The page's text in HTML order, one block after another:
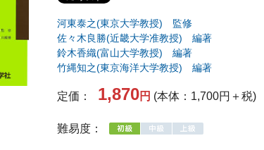
河東泰之(東京大学教授) 監修
佐々木良勝(近畿大学准教授) 編著
鈴木香織(富山大学教授) 編著
竹縄知之(東京海洋大学教授) 編著
定価： 1,870円 (本体：1,700円＋税)
難易度：